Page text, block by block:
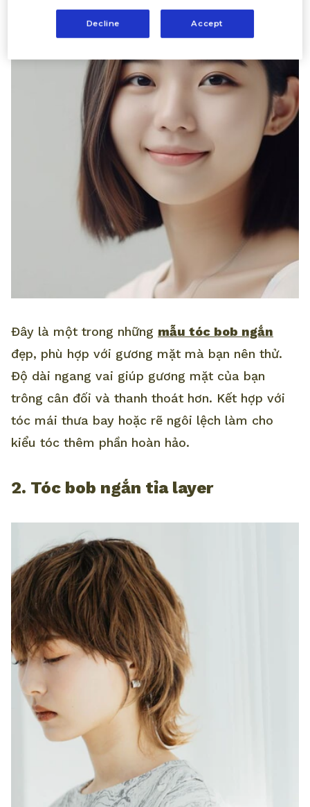
Đây là một trong những mẫu tóc bob ngắn
đẹp, phù hợp với gương mặt mà bạn nên thử.
Độ dài ngang vai giúp gương mặt của bạn
trông cân đối và thanh thoát hơn. Kết hợp với
tóc mái thưa bay hoặc rẽ ngôi lệch làm cho
kiểu tóc thêm phần hoàn hảo.
2. Tóc bob ngắn tỉa layer
Decline Accept